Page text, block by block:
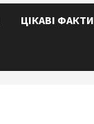
ЦІКАВІ ФАКТИ